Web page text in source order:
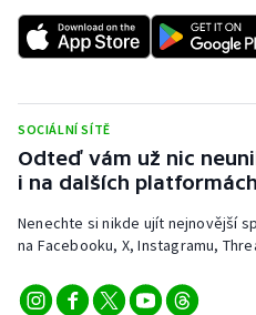
SOCIÁLNÍ SÍTĚ
Odteď vám už nic
i na dalších
Nenechte si nikde ujít nejnovější
na Facebooku, X, Instagramu,